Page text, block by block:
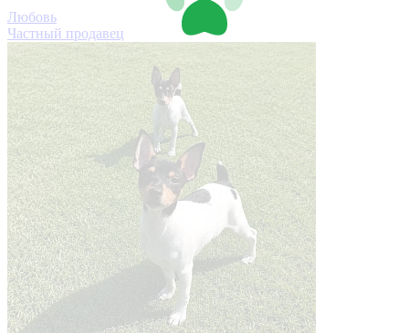
Любовь
Частный продавец